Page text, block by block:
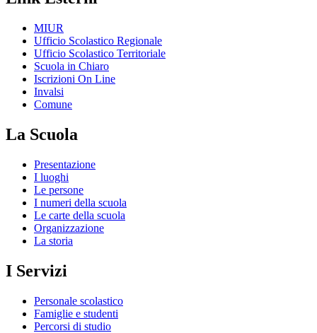
MIUR
Ufficio Scolastico Regionale
Ufficio Scolastico Territoriale
Scuola in Chiaro
Iscrizioni On Line
Invalsi
Comune
La Scuola
Presentazione
I luoghi
Le persone
I numeri della scuola
Le carte della scuola
Organizzazione
La storia
I Servizi
Personale scolastico
Famiglie e studenti
Percorsi di studio